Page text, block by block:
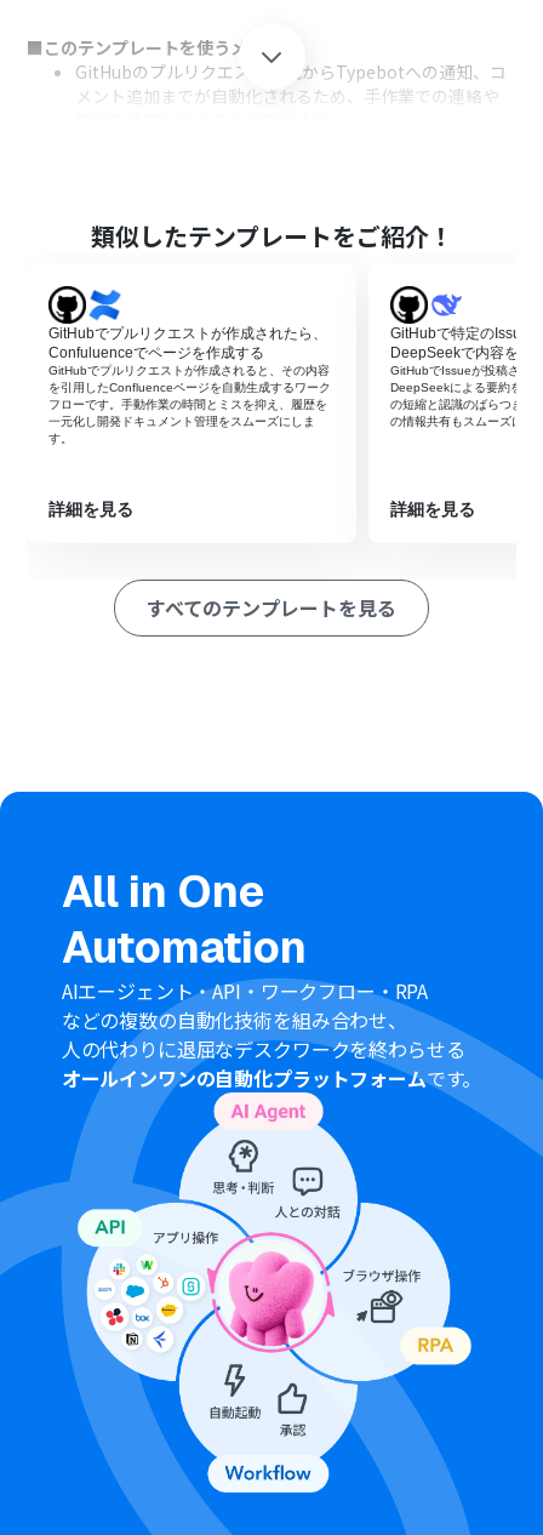
■このテンプレートを使うメリット
GitHubのプルリクエスト作成からTypebotへの通知、コ
メント追加までが自動化されるため、手作業での連絡や
■フローボットの流れ
次に、トリガーでGitHubを選択し、「プルリクエストが
作成されたら」というアクションを設定します。
続いて、オペレーションでTypebotの「Start Chat」アク
ションを設定し、対話を開始します。
さらに、オペレーションでTypebotの「Continue
Chat」アクションを設定し、プルリクエストの内容など
Requestにコメントを追加」を設定し、Typebotでの回
答内容をコメントとして追加します。
ペレーション」：トリガー起動後、フロー内で処理を行うアク
ルリクエストのタイトルやURLといった情報を変数とし
Typebotでの回答内容を変数として設定することで、プ
ルリクエストに対して動的なコメント投稿を実現できま
■注意事項
GitHub、TypebotのそれぞれとYoomを連携してくださ
い。
トリガーは5分、10分、15分、30分、60分の間隔で起動
間隔を選択できます。
プランによって最短の起動間隔が異なりますので、ご注意
ください。
TypebotのアウトプットはJSONPathから取得可能です。
取得方法は「
「取得する値」を追加する方法
ください。
類似したテンプレートをご紹介！
GitHubでプルリクエストが作成されたら、
Confuluenceでページを作成する
GitHubでプルリクエストが作成されると、その内容
を引用したConfluenceページを自動生成するワーク
フローです。手動作業の時間とミスを抑え、履歴を
一元化し開発ドキュメント管理をスムーズにしま
す。
詳細を見る
GitHubで特定のIssue
DeepSeekで内容を要
GitHubでIssueが投稿され
DeepSeekによる要約をす
の短縮と認識のばらつき防
の情報共有もスムーズにな
詳細を見る
すべてのテンプレートを見る
All in One
Automation
AIエージェント・API・ワークフロー・RPA
などの複数の自動化技術を組み合わせ、
人の代わりに退屈なデスクワークを終わらせる
オールインワンの自動化プラットフォームです。